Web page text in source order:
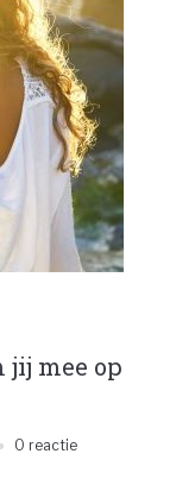
jij mee op
0 reactie